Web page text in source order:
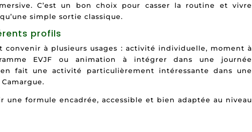
C’est un bon choix pour casser la routine et vivre
simple sortie classique.
profils
convenir à plusieurs usages : activité individuelle, moment à
EVJF ou animation à intégrer dans une journée
fait une activité particulièrement intéressante dans une
une formule encadrée, accessible et bien adaptée au niveau